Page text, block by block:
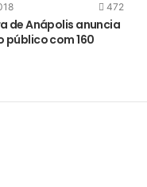
472
de Anápolis anuncia
público com 160